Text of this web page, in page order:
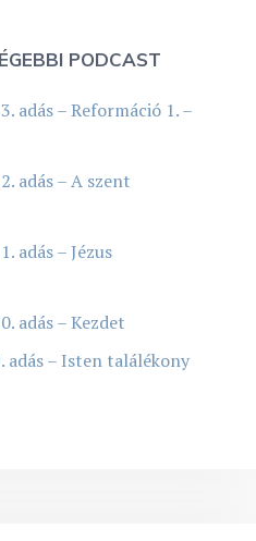
PODCAST
adás – Reformáció 1. –
adás – A szent
adás – Jézus
adás – Kezdet
adás – Isten találékony